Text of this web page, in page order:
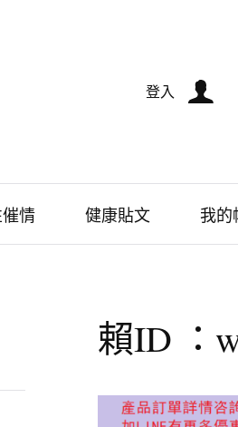
登入
情 健康貼文 我的
賴ID ：